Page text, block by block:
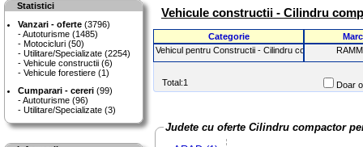
Statistici
Vanzari - oferte (3796)
Autoturisme (1485)
Motocicluri (50)
Utilitare/Specializate (2254)
Vehicule constructii (6)
Vehicule forestiere (1)
Cumparari - cereri (99)
Autoturisme (96)
Utilitare/Specializate (3)
Vehicule constructii - Cilindru
Categorie
Vehicul pentru Constructii - Cilindru compactor
Total:1 Doar
Judete cu oferte Cilindru compactor